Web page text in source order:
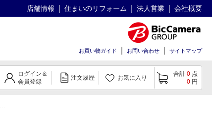
店舗情報 住まいのリフォーム 法人営業 会社概要
お買い物ガイド お問い合わせ サイトマップ
ログイン＆
会員登録
注文履歴 お気に入り
合計 0 点
0 円